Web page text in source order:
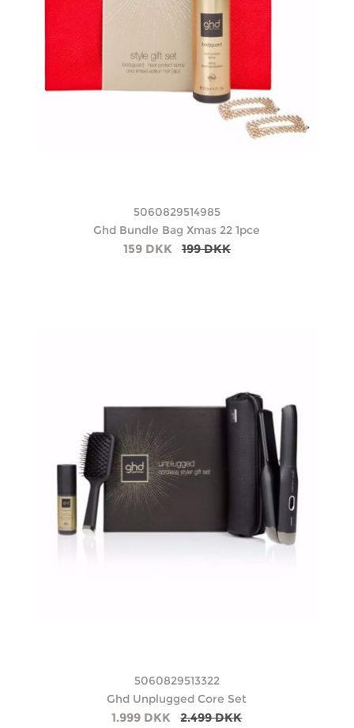
5060829514985
Ghd Bundle Bag Xmas 22 1pce
159 DKK 199 DKK
5060829513322
Ghd Unplugged Core Set
1.999 DKK 2.499 DKK